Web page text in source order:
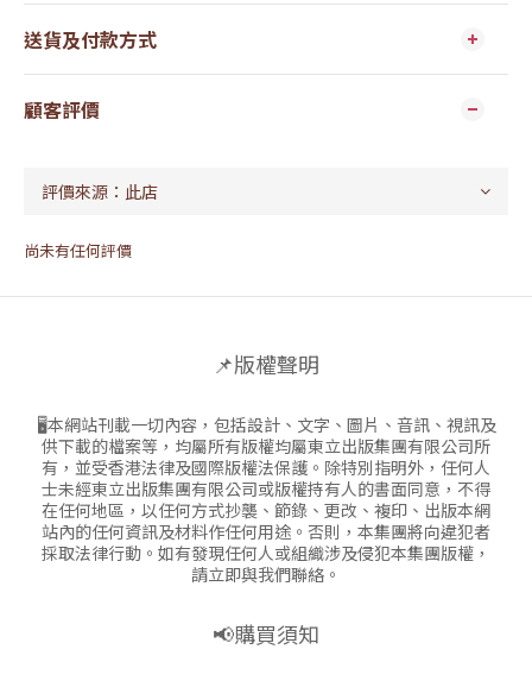
送貨及付款方式
顧客評價
尚未有任何評價
📌版權聲明
🖥本網站刊載一切內容，包括設計、文字、圖片、音訊、視訊及
供下載的檔案等，均屬所有版權均屬東立出版集團有限公司所
有，並受香港法律及國際版權法保護。除特別指明外，任何人
士未經東立出版集團有限公司或版權持有人的書面同意，不得
在任何地區，以任何方式抄襲、節錄、更改、複印、出版本網
站內的任何資訊及材料作任何用途。否則，本集團將向違犯者
採取法律行動。如有發現任何人或組織涉及侵犯本集團版權，
請立即與我們聯絡。
📢購買須知